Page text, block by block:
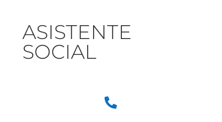
ASISTENTE
SOCIAL
